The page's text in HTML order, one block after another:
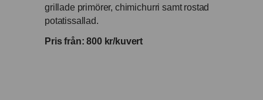
grillade primörer, chimichurri samt rostad
potatissallad.
Pris från: 800 kr/kuvert